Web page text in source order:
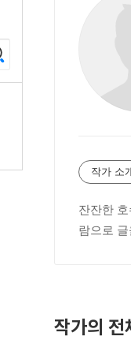
작가 소
잔잔한
람으로
작가의 전